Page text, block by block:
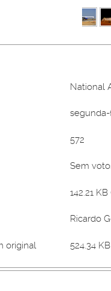
National
segunda-
572
Sem
142.21
Ricardo
original 524.34